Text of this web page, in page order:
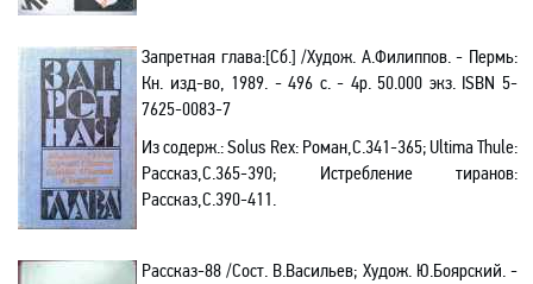
Запретная глава:[Сб.] /Худож. А.Филиппов. - Пермь:
Кн. изд-во, 1989. - 496 с. - 4р. 50.000 экз. ISBN 5-
7625-0083-7
Из содерж.:Solus Rex: Роман,С.341-365; Ultima Thule:
Рассказ,С.365-390; Истребление тиранов:
Рассказ,С.390-411.
Рассказ-88 /Сост. В.Васильев; Худож. Ю.Боярский. -